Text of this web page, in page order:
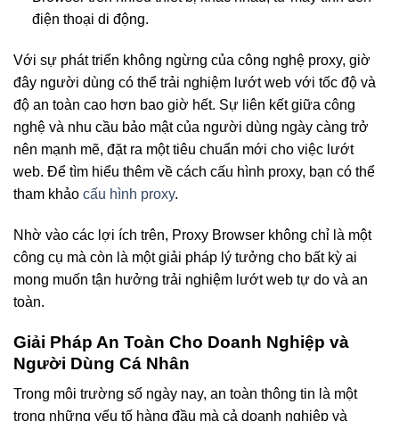
điện thoại di động.
Với sự phát triển không ngừng của công nghệ proxy, giờ
đây người dùng có thể trải nghiệm lướt web với tốc độ và
độ an toàn cao hơn bao giờ hết. Sự liên kết giữa công
nghệ và nhu cầu bảo mật của người dùng ngày càng trở
nên mạnh mẽ, đặt ra một tiêu chuẩn mới cho việc lướt
web. Để tìm hiểu thêm về cách cấu hình proxy, bạn có thể
tham khảo cấu hình proxy.
Nhờ vào các lợi ích trên, Proxy Browser không chỉ là một
công cụ mà còn là một giải pháp lý tưởng cho bất kỳ ai
mong muốn tận hưởng trải nghiệm lướt web tự do và an
toàn.
Giải Pháp An Toàn Cho Doanh Nghiệp và
Người Dùng Cá Nhân
Trong môi trường số ngày nay, an toàn thông tin là một
trong những yếu tố hàng đầu mà cả doanh nghiệp và